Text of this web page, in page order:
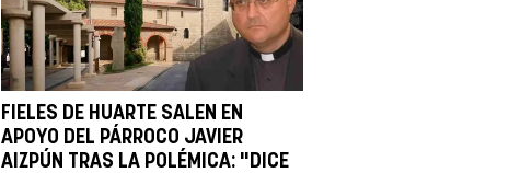
FIELES DE HUARTE SALEN EN
APOYO DEL PÁRROCO JAVIER
AIZPÚN TRAS LA POLÉMICA: "DICE